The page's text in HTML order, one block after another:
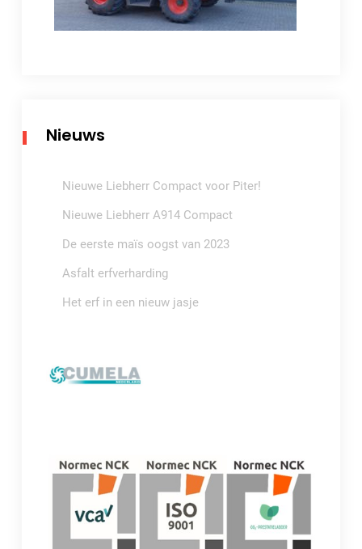
Nieuws
Nieuwe Liebherr Compact voor Piter!
Nieuwe Liebherr A914 Compact
De eerste maïs oogst van 2023
Asfalt erfverharding
Het erf in een nieuw jasje